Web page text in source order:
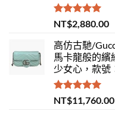
評分 5.00
滿分 5
NT$2,880.00
高仿古馳/
馬卡龍般的繽
少女心，款號
評分5.00
滿分 5
NT$11,760.00